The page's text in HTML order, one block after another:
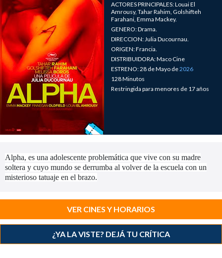
ACTORES PRINCIPALES: Louai El
Amrousy, Tahar Rahim, Golshifteh
Farahani, Emma Mackey.
GENERO: Drama.
DIRECCION: Julia Ducournau.
ORIGEN: Francia.
DISTRIBUIDORA: Maco Cine
ESTRENO: 28 de Mayo de2026
128 Minutos
Restringida para menores de 17 años
Alpha, es una adolescente problemática que vive con su madre
soltera y cuyo mundo se derrumba al volver de la escuela con un
misterioso tatuaje en el brazo.
VER CINES Y HORARIOS
¿YA LA VISTE? DEJÁ TU CRÍTICA